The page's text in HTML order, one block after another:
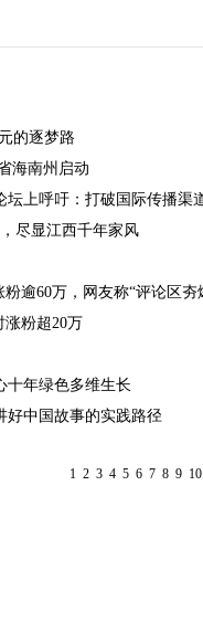
的逐梦路
海南州启动
上呼吁：打破国际传播渠
尽显江西千年家风
逾60万，网友称“评论区夯
涨粉超20万
年绿色多维生长
好中国故事的实践路径
1 2 3 4 5 6 7 8 9 10